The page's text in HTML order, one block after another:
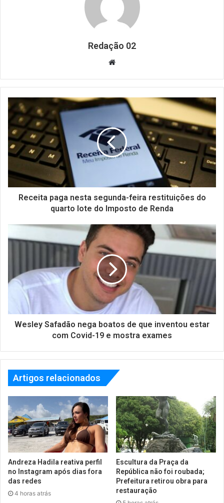
Redação 02
Website
Receita paga nesta segunda-feira restituições do
quarto lote do Imposto de Renda
Wesley Safadão nega boatos de que inventou estar
com Covid-19 e mostra exames
Artigos relacionados
Andreza Hadila reativa perfil
no Instagram após dias fora
das redes
4 horas atrás
Escultura da Praça da
República não foi roubada;
Prefeitura retirou obra para
restauração